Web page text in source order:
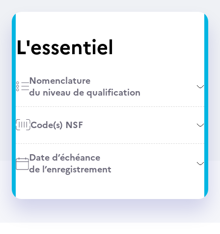
L'essentiel
Nomenclature
du niveau de qualification
Code(s) NSF
Date d’échéance
de l’enregistrement